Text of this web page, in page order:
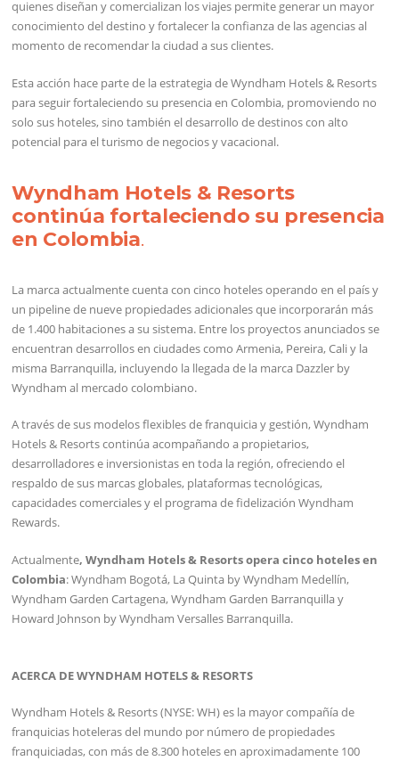
quienes diseñan y comercializan los viajes permite generar un mayor
conocimiento del destino y fortalecer la confianza de las agencias al
momento de recomendar la ciudad a sus clientes.
Esta acción hace parte de la estrategia de Wyndham Hotels & Resorts
para seguir fortaleciendo su presencia en Colombia, promoviendo no
solo sus hoteles, sino también el desarrollo de destinos con alto
potencial para el turismo de negocios y vacacional.
Wyndham Hotels & Resorts
continúa fortaleciendo su presencia
en Colombia.
La marca actualmente cuenta con cinco hoteles operando en el país y
un pipeline de nueve propiedades adicionales que incorporarán más
de 1.400 habitaciones a su sistema. Entre los proyectos anunciados se
encuentran desarrollos en ciudades como Armenia, Pereira, Cali y la
misma Barranquilla, incluyendo la llegada de la marca Dazzler by
Wyndham al mercado colombiano.
A través de sus modelos flexibles de franquicia y gestión, Wyndham
Hotels & Resorts continúa acompañando a propietarios,
desarrolladores e inversionistas en toda la región, ofreciendo el
respaldo de sus marcas globales, plataformas tecnológicas,
capacidades comerciales y el programa de fidelización Wyndham
Rewards.
Actualmente, Wyndham Hotels & Resorts opera cinco hoteles en
Colombia: Wyndham Bogotá, La Quinta by Wyndham Medellín,
Wyndham Garden Cartagena, Wyndham Garden Barranquilla y
Howard Johnson by Wyndham Versalles Barranquilla.
ACERCA DE WYNDHAM HOTELS & RESORTS
Wyndham Hotels & Resorts (NYSE: WH) es la mayor compañía de
franquicias hoteleras del mundo por número de propiedades
franquiciadas, con más de 8.300 hoteles en aproximadamente 100